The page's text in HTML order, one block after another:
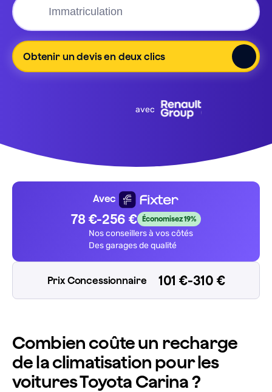
Obtenir un devis en deux clics
avec
Avec
78 €-256 € Économisez19%
Nos conseillers à vos côtés
Des garages de qualité
Prix Concessionnaire 101 €-310 €
Combien coûte un recharge
de la climatisation pour les
voitures Toyota Carina ?